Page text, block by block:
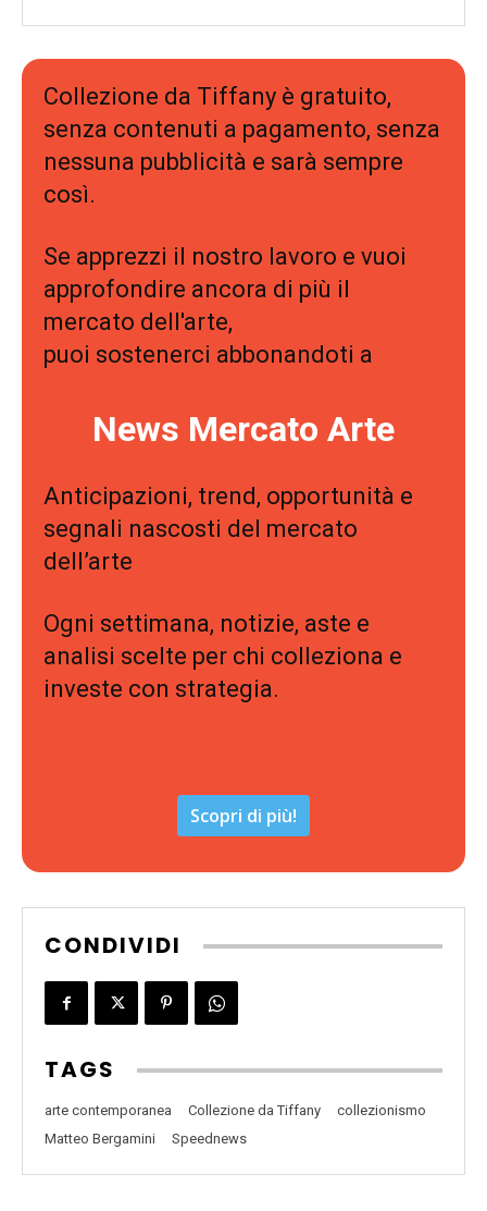
Collezione da Tiffany è gratuito,
senza contenuti a pagamento, senza
nessuna pubblicità e sarà sempre
così.
Se apprezzi il nostro lavoro e vuoi
approfondire ancora di più il
mercato dell'arte,
puoi sostenerci abbonandoti a
News Mercato Arte
Anticipazioni, trend, opportunità e
segnali nascosti del mercato
dell’arte
Ogni settimana, notizie, aste e
analisi scelte per chi colleziona e
investe con strategia.
Scopri di più!
CONDIVIDI
TAGS
arte contemporanea Collezione da Tiffany
collezionismo
Matteo Bergamini
Speednews